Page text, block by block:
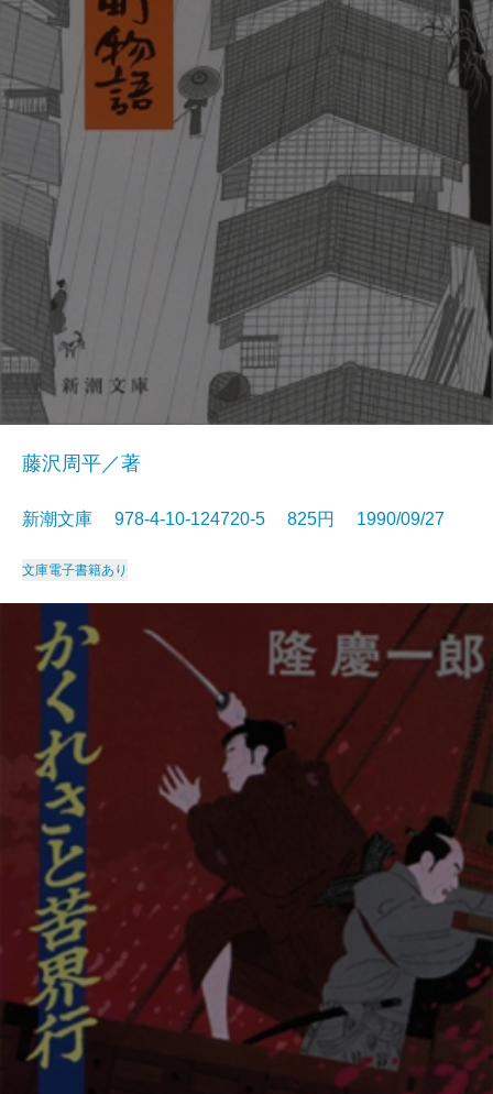
藤沢周平／著
新潮文庫 978-4-10-124720-5 825円 1990/09/27
文庫電子書籍あり